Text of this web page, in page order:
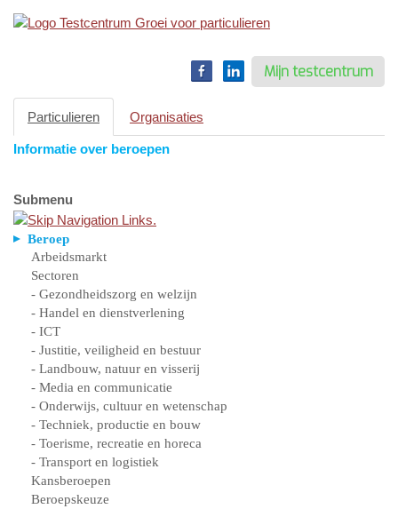
Mijn testcentrum
Particulieren Organisaties
Informatie over beroepen
Submenu
Beroep
Arbeidsmarkt
Sectoren
- Gezondheidszorg en welzijn
- Handel en dienstverlening
- ICT
- Justitie, veiligheid en bestuur
- Landbouw, natuur en visserij
- Media en communicatie
- Onderwijs, cultuur en wetenschap
- Techniek, productie en bouw
- Toerisme, recreatie en horeca
- Transport en logistiek
Kansberoepen
Beroepskeuze